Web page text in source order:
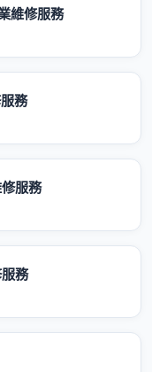
維修服務
務
服務
務